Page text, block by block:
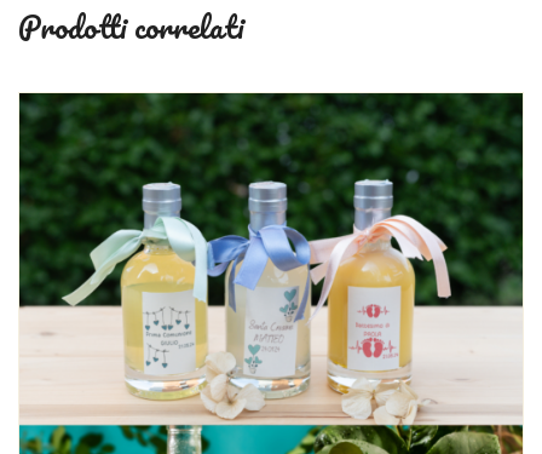
Prodotti correlati